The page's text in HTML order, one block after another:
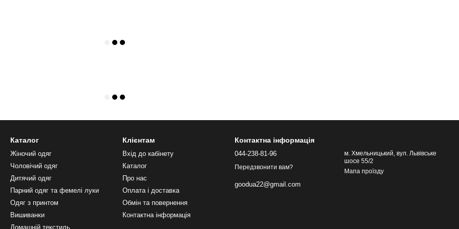
Каталог
Жіночий одяг
Чоловічий одяг
Дитячий одяг
Парний одяг та фемелі луки
Одяг з принтом
Вишиванки
Домашній текстиль
Клієнтам
Вхід до кабінету
Каталог
Про нас
Оплата і доставка
Обмін та повернення
Контактна інформація
Контактна інформація
044-238-81-96
Передзвонити вам?
goodua22@gmail.com
м. Хмельницький, вул. Львівське
шосе 55/2
Мапа проїзду